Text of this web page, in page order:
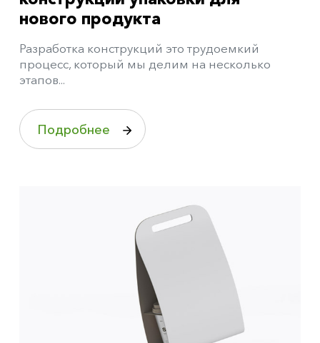
нового продукта
Разработка конструкций это трудоемкий
процесс, который мы делим на несколько
этапов...
Подробнее